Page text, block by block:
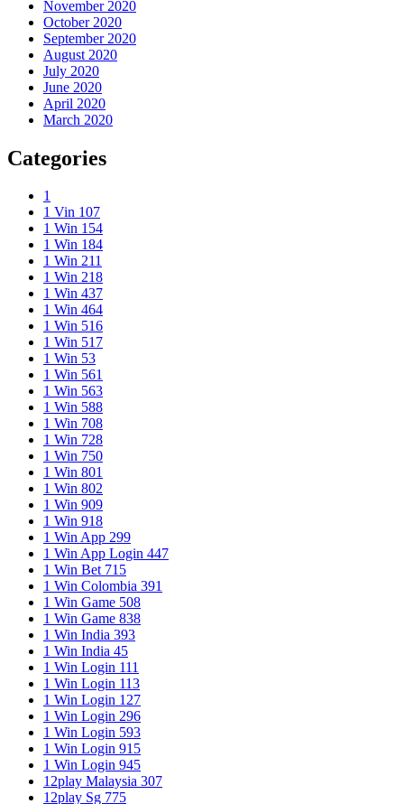
November 2020
October 2020
September 2020
August 2020
July 2020
June 2020
April 2020
March 2020
Categories
1
1 Vin 107
1 Win 154
1 Win 184
1 Win 211
1 Win 218
1 Win 437
1 Win 464
1 Win 516
1 Win 517
1 Win 53
1 Win 561
1 Win 563
1 Win 588
1 Win 708
1 Win 728
1 Win 750
1 Win 801
1 Win 802
1 Win 909
1 Win 918
1 Win App 299
1 Win App Login 447
1 Win Bet 715
1 Win Colombia 391
1 Win Game 508
1 Win Game 838
1 Win India 393
1 Win India 45
1 Win Login 111
1 Win Login 113
1 Win Login 127
1 Win Login 296
1 Win Login 593
1 Win Login 915
1 Win Login 945
12play Malaysia 307
12play Sg 775